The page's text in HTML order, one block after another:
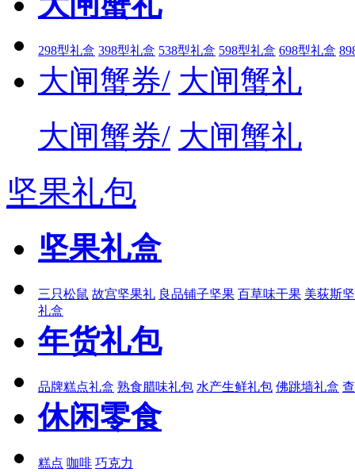
298型礼盒 398型礼盒 538型礼盒 598型礼盒 698型礼盒
大闸蟹券/ 大闸蟹礼
大闸蟹券/ 大闸蟹礼
坚果礼包
坚果礼盒
三只松鼠 故宫坚果礼 良品铺子坚果 百草味干果 美荻斯
礼盒
年货礼包
品牌糕点礼盒 熟食腊味礼包 水产生鲜礼包 佛跳墙礼盒
休闲零食
糕点 咖啡 巧克力